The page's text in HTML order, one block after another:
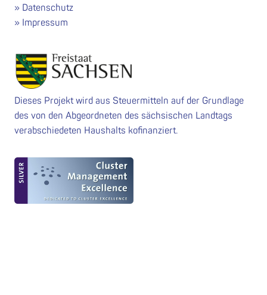
Datenschutz
Impressum
Dieses Projekt wird aus Steuermitteln auf der Grundlage
des von den Abgeordneten des sächsischen Landtags
verabschiedeten Haushalts kofinanziert.